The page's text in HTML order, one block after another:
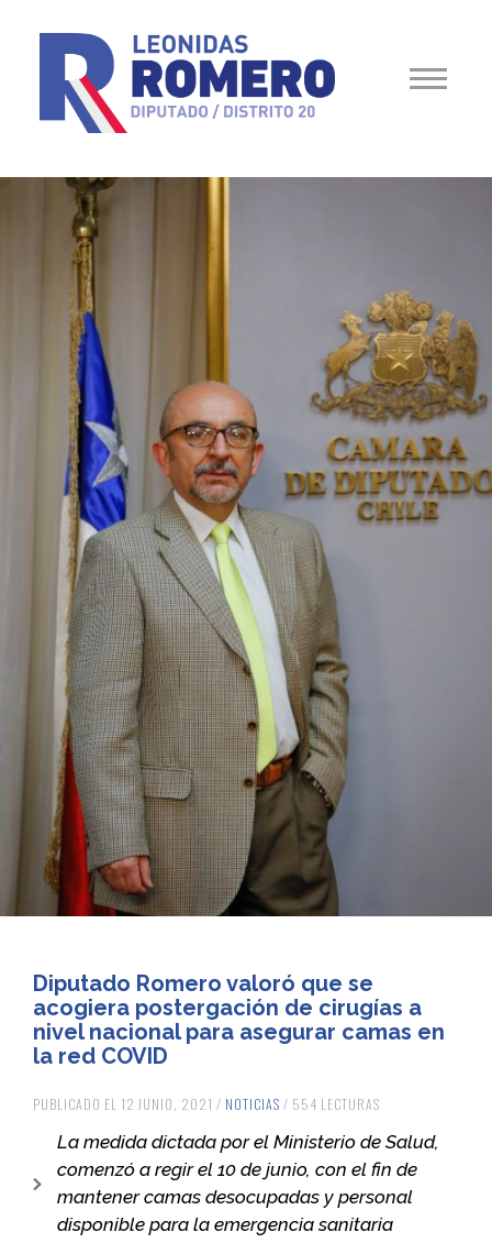
Diputado Romero valoró que se
acogiera postergación de cirugías a
nivel nacional para asegurar camas en
la red COVID
PUBLICADO EL 12 JUNIO, 2021 / NOTICIAS / 554 LECTURAS
La medida dictada por el Ministerio de Salud,
comenzó a regir el 10 de junio, con el fin de
mantener camas desocupadas y personal
disponible para la emergencia sanitaria